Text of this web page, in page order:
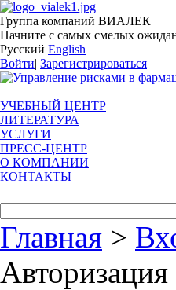
Группа компаний ВИАЛЕК
Начните с самых смелых
Русский English
Войти| Зарегистрироваться
УЧЕБНЫЙ ЦЕНТР
ЛИТЕРАТУРА
УСЛУГИ
ПРЕСС-ЦЕНТР
О КОМПАНИИ
КОНТАКТЫ
Главная >
Авторизация